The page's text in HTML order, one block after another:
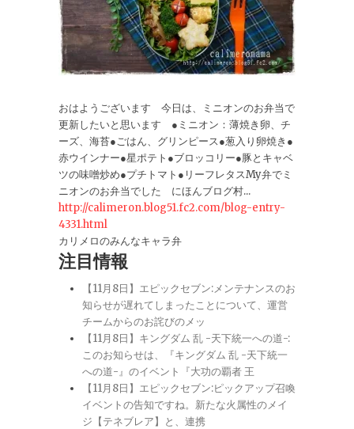
おはようございます 今日は、ミニオンのお弁当で
更新したいと思います ●ミニオン：薄焼き卵、チ
ーズ、海苔●ごはん、グリンピース●葱入り卵焼き●
赤ウインナー●星ポテト●ブロッコリー●豚とキャベ
ツの味噌炒め●プチトマト●リーフレタスMy弁でミ
ニオンのお弁当でした にほんブログ村...
http://calimeron.blog51.fc2.com/blog-entry-
4331.html
カリメロのみんなキャラ弁
注目情報
【11月8日】エピックセブン:メンテナンスのお
知らせが遅れてしまったことについて、運営
チームからのお詫びのメッ
【11月8日】キングダム 乱 -天下統一への道-:
このお知らせは、『キングダム 乱 -天下統一
への道-』のイベント『大功の覇者 王
【11月8日】エピックセブン:ピックアップ召喚
イベントの告知ですね。新たな火属性のメイ
ジ【テネブレア】と、連携